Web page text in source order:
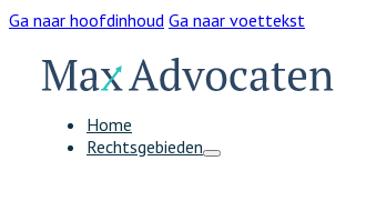
Ga naar hoofdinhoud Ga naar voettekst
Home
Rechtsgebieden